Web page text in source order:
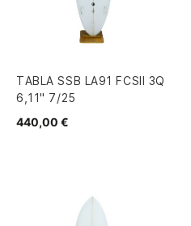
TABLA SSB LA91 FCSII 3Q
6,11" 7/25
440,00 €